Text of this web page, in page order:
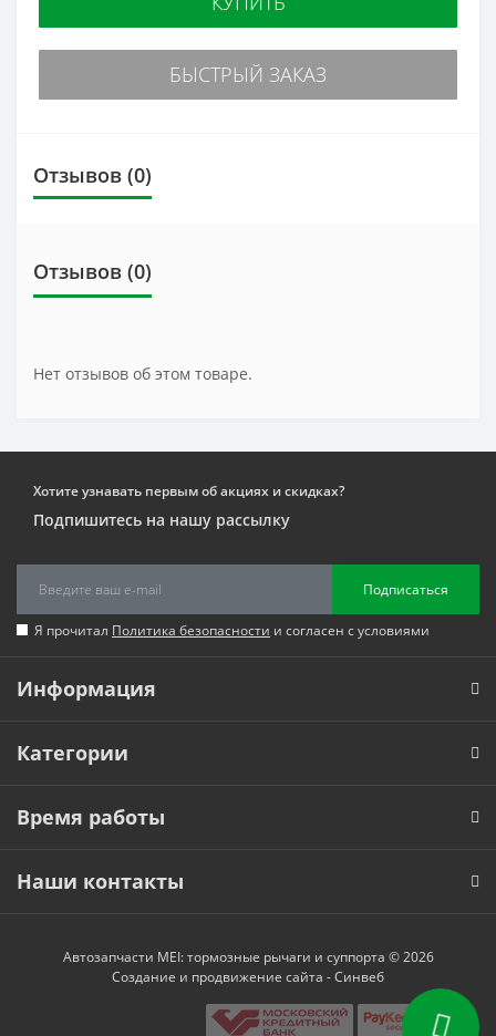
БЫСТРЫЙ ЗАКАЗ
Отзывов (0)
Отзывов (0)
Нет отзывов об этом товаре.
Хотите узнавать первым об акциях и скидках?
Подпишитесь на нашу рассылку
Подписаться
Я прочитал Политика безопасности и согласен с условиями
Информация
Категории
Время работы
Наши контакты
Автозапчасти MEI: тормозные рычаги и суппорта © 2026
Создание и продвижение сайта -Синвеб